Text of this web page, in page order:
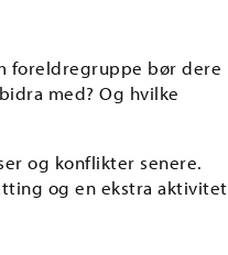
foreldregruppe bør dere
med? Og hvilke
og konflikter senere.
og en ekstra aktivitet